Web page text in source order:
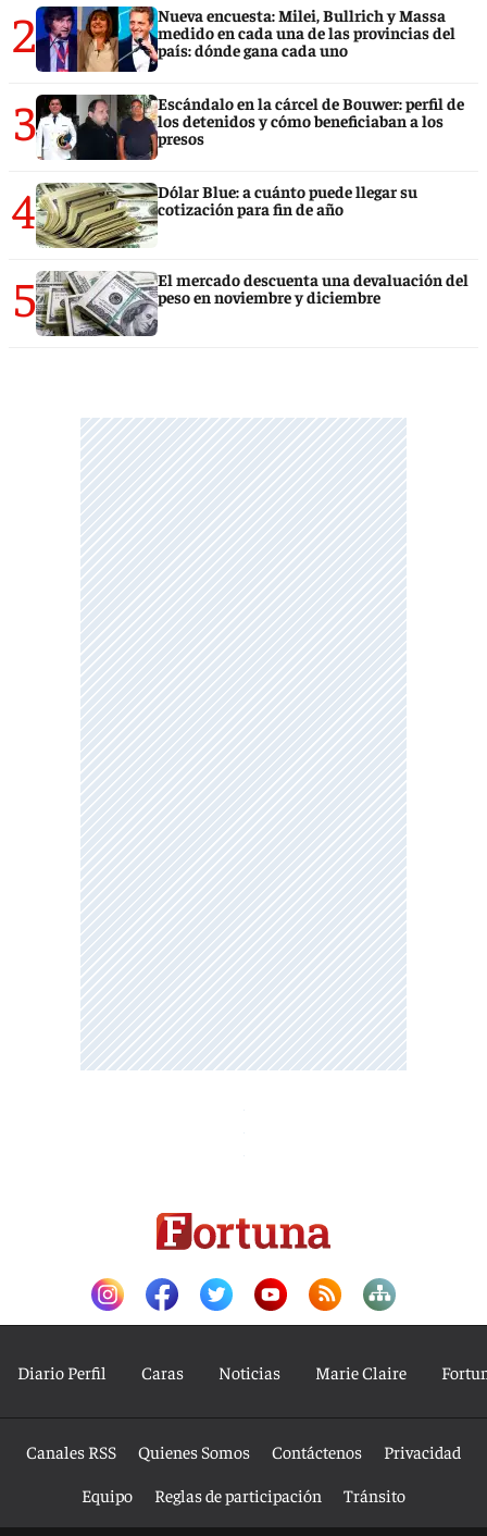
2
Nueva encuesta: Milei, Bullrich y Massa
medido en cada una de las provincias del
país: dónde gana cada uno
3
Escándalo en la cárcel de Bouwer: perfil de
los detenidos y cómo beneficiaban a los
presos
4
Dólar Blue: a cuánto puede llegar su
cotización para fin de año
5
El mercado descuenta una devaluación del
peso en noviembre y diciembre
Diario Perfil Caras Noticias Marie Claire
Canales RSS Quienes Somos Contáctenos
Privacidad
Equipo
Reglas de participación Tránsito